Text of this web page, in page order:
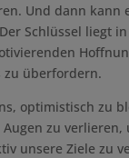
Und dann kann
Schlüssel liegt
zu überfordern.
optimistisch zu
Augen zu verlieren,
unsere Ziele zu